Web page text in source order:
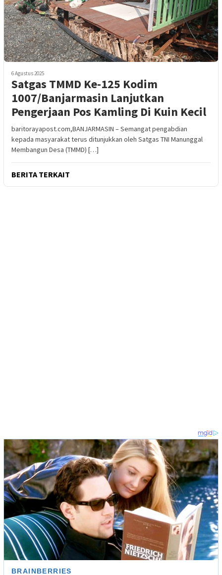
6 Agustus 2025
Satgas TMMD Ke-125 Kodim
1007/Banjarmasin Lanjutkan
Pengerjaan Pos Kamling Di Kuin Kecil
baritorayapost.com,BANJARMASIN – Semangat pengabdian
kepada masyarakat terus ditunjukkan oleh Satgas TNI Manunggal
Membangun Desa (TMMD) […]
BERITA TERKAIT